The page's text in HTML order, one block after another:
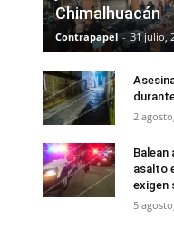
Chimalhuacán
Contrapapel - 31 julio,
2
asalto
exigen
5